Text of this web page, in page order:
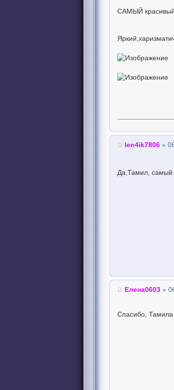
САМЫЙ красивый
len4ik7806 »
Да,Тамил, самый
Елена0603 »
Спасибо,